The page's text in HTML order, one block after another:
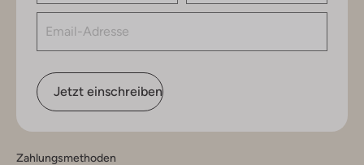
Jetzt einschreiben
Zahlungsmethoden